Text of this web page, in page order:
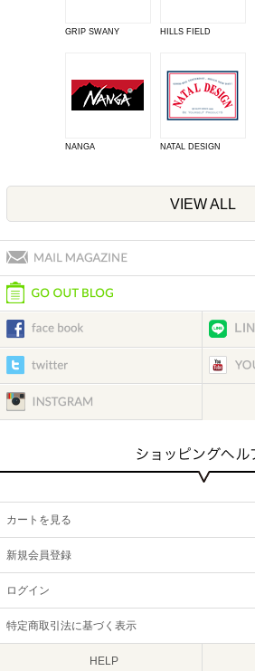
GRIP SWANY HILLS FIELD
NANGA NATAL DESIGN
VIEW ALL
カートを見る
新規会員登録
ログイン
特定商取引法に基づく表示
HELP